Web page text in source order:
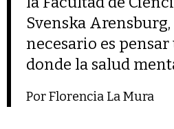
Svenska
necesario es
donde la salud
Por Florencia La Mura